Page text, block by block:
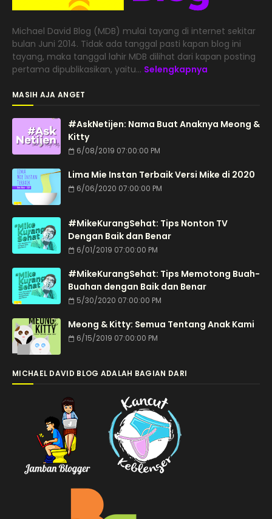
Michael David Blog (MDB) mulai tayang di internet sekitar
bulan Juni 2014. Tidak ada tanggal pasti kapan blog ini
tayang, maka tanggal lahir MDB dilihat dari kapan posting
pertama dipublikasikan, yaitu... Selengkapnya
MASIH AJA ANGET
#AskNetijen: Nama Buat Anaknya Meong &
Kitty
6/08/2019 07:00:00 PM
Lima Mie Instan Terbaik Versi Mike di 2020
6/06/2020 07:00:00 PM
#MikeKurangSehat: Tips Nonton TV
Dengan Baik dan Benar
6/01/2019 07:00:00 PM
#MikeKurangSehat: Tips Memotong Buah-
Buahan dengan Baik dan Benar
5/30/2020 07:00:00 PM
Meong & Kitty: Semua Tentang Anak Kami
6/15/2019 07:00:00 PM
MICHAEL DAVID BLOG ADALAH BAGIAN DARI